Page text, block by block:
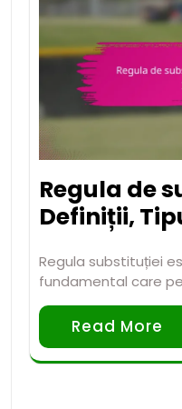
Regula de
Definiții,
Regula substituției
fundamental care
Read More